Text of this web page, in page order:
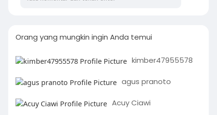
Orang yang mungkin ingin Anda temui
kimber47955578
agus pranoto
Acuy Ciawi